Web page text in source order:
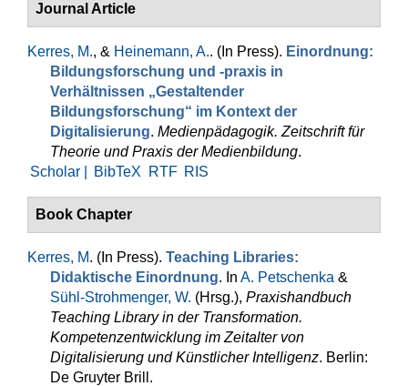
Journal Article
Kerres, M., & Heinemann, A.. (In Press). Einordnung:
Bildungsforschung und -praxis in
Verhältnissen „Gestaltender
Bildungsforschung“ im Kontext der
Digitalisierung. Medienpädagogik. Zeitschrift für
Theorie und Praxis der Medienbildung.
Scholar |
BibTeX RTF RIS
Book Chapter
Kerres, M. (In Press). Teaching Libraries:
Didaktische Einordnung. In A. Petschenka &
Sühl-Strohmenger, W. (Hrsg.), Praxishandbuch
Teaching Library in der Transformation.
Kompetenzentwicklung im Zeitalter von
Digitalisierung und Künstlicher Intelligenz. Berlin:
De Gruyter Brill.